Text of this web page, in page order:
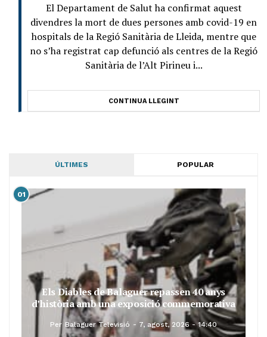
El Departament de Salut ha confirmat aquest
divendres la mort de dues persones amb covid-19 en
hospitals de la Regió Sanitària de Lleida, mentre que
no s’ha registrat cap defunció als centres de la Regió
Sanitària de l’Alt Pirineu i...
CONTINUA LLEGINT
ÚLTIMES POPULAR
01
Els Diables de Balaguer repassen 40 anys
d’història amb una exposició commemorativa
Per Balaguer Televisió 7, agost, 2026 - 14:40